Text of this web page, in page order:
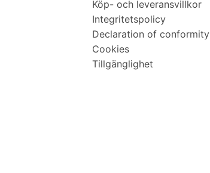
Köp- och leveransvillkor
Integritetspolicy
Declaration of conformity
Cookies
Tillgänglighet